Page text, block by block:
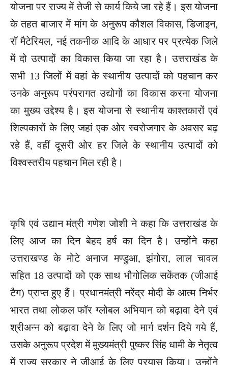
योजना पर राज्य में तेजी से कार्य किये जा रहे हैं। इस योजना
के तहत बाजार में मांग के अनुरूप कौशल विकास, डिजाइन,
रॉ मैटेरियल, नई तकनीक आदि के आधार पर प्रत्येक जिले
में दो उत्पादों का विकास किया जा रहा है। उत्तराखंड के
सभी 13 जिलों में वहां के स्थानीय उत्पादों को पहचान कर
उनके अनुरूप परंपरागत उद्योगों का विकास करना योजना
का मुख्य उद्देश्य है। इस योजना से स्थानीय काश्तकारों एवं
शिल्पकारों के लिए जहां एक ओर स्वरोजगार के अवसर बढ़
रहे हैं, वहीं दूसरी ओर हर जिले के स्थानीय उत्पादों को
विश्वस्तरीय पहचान मिल रही है।
कृषि एवं उद्यान मंत्री गणेश जोशी ने कहा कि उत्तराखंड के
लिए आज का दिन बेहद हर्ष का दिन है। उन्होंने कहा
उत्तराखण्ड के मोटे अनाज मण्डुआ, झंगोरा, लाल चावल
सहित 18 उत्पादों को एक साथ भौगोलिक सकेंतक (जीआई
टैग) प्राप्त हुए हैं। प्रधानमंत्री नरेंद्र मोदी के आत्म निर्भर
भारत तथा लोकल फॉर ग्लोबल अभियान को बढ़ावा देने एवं
श्रीअन्न को बढ़ावा देने के लिए जो मार्ग दर्शन दिये गये हैं,
उसके अनुरूप प्रदेश में मुख्यमंत्री पुष्कर सिंह धामी के नेतृत्व
में राज्य सरकार ने जीआई के लिए प्रयास किया। उन्होंने